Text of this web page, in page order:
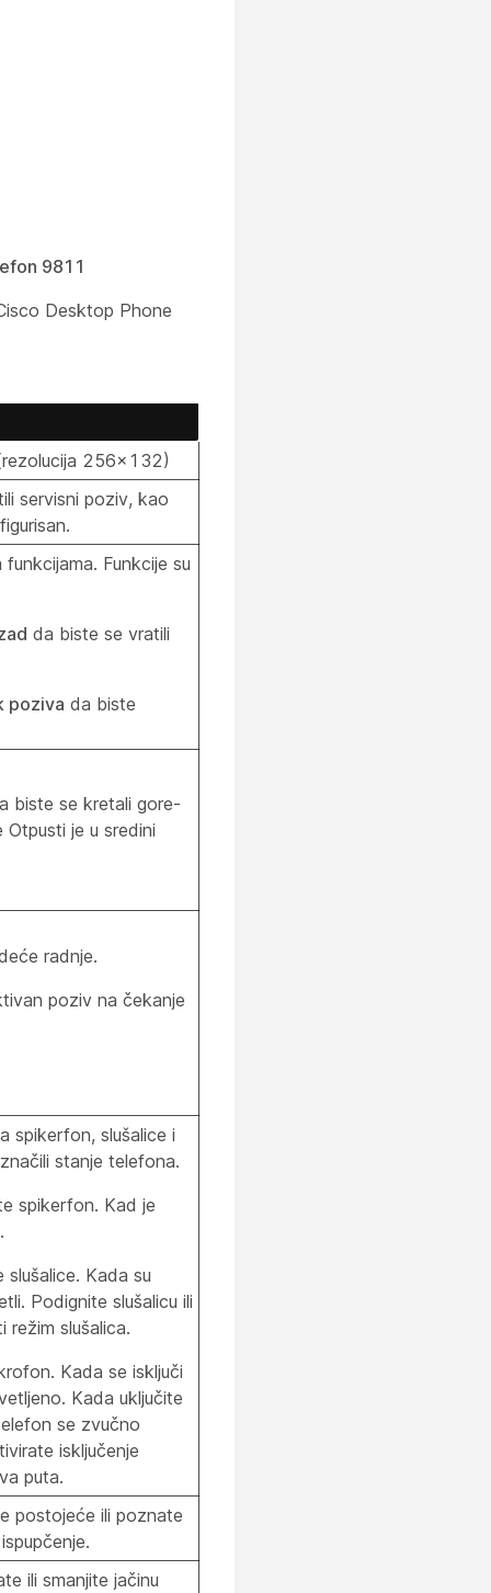
9811
Desktop Phone
256×132)
servisni poziv, kao
Funkcije su
da biste se vratili
poziva da biste
biste se kretali gore-
je u sredini
radnje.
poziv na čekanje
spikerfon, slušalice i
stanje telefona.
spikerfon. Kad je
slušalice. Kada su
Podignite slušalicu ili
režim slušalica.
Kada se isključi
Kada uključite
se zvučno
isključenje
puta.
postojeće ili poznate
ili smanjite jačinu